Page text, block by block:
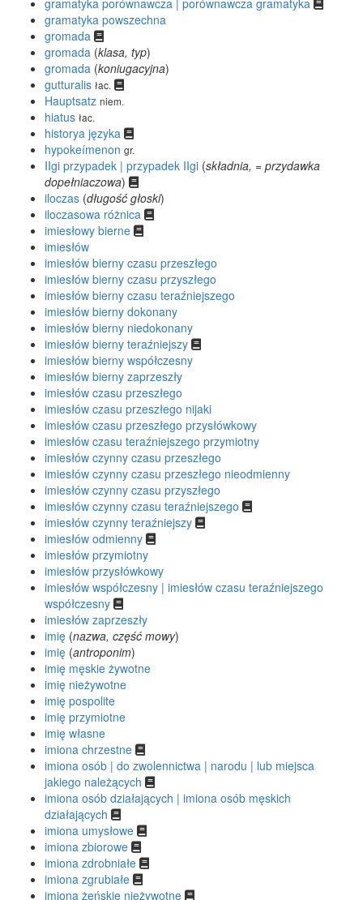
gramatyka powszechna
gromada
gromada (klasa, typ)
gromada (koniugacyjna)
gutturalis łac.
Hauptsatz niem.
hiatus łac.
historya języka
hypokeímenon gr.
IIgi przypadek | przypadek IIgi (składnia, = przydawka
dopełniaczowa)
iloczas (długość głoski)
iloczasowa różnica
imiesłowy bierne
imiesłów
imiesłów bierny czasu przeszłego
imiesłów bierny czasu przyszłego
imiesłów bierny czasu teraźniejszego
imiesłów bierny dokonany
imiesłów bierny niedokonany
imiesłów bierny teraźniejszy
imiesłów bierny współczesny
imiesłów bierny zaprzeszły
imiesłów czasu przeszłego
imiesłów czasu przeszłego nijaki
imiesłów czasu przeszłego przysłówkowy
imiesłów czasu teraźniejszego przymiotny
imiesłów czynny czasu przeszłego
imiesłów czynny czasu przeszłego nieodmienny
imiesłów czynny czasu przyszłego
imiesłów czynny czasu teraźniejszego
imiesłów czynny teraźniejszy
imiesłów odmienny
imiesłów przymiotny
imiesłów przysłówkowy
imiesłów współczesny | imiesłów czasu teraźniejszego
współczesny
imiesłów zaprzeszły
imię (nazwa, część mowy)
imię (antroponim)
imię męskie żywotne
imię nieżywotne
imię pospolite
imię przymiotne
imię własne
imiona chrzestne
imiona osób | do zwolennictwa | narodu | lub miejsca
jakiego należących
imiona osób działających | imiona osób męskich
działających
imiona umysłowe
imiona zbiorowe
imiona zdrobniałe
imiona zgrubiałe
imiona żeńskie nieżywotne